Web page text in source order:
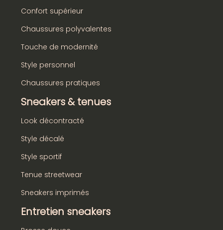
Confort supérieur
Chaussures polyvalentes
Touche de modernité
Style personnel
Chaussures pratiques
Sneakers & tenues
Look décontracté
Style décalé
Style sportif
Tenue streetwear
Sneakers imprimés
Entretien sneakers